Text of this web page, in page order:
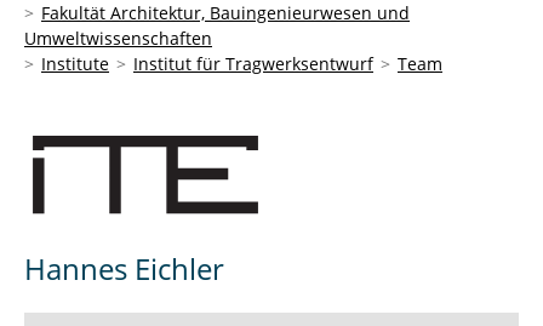
Fakultät Architektur, Bauingenieurwesen und
Umweltwissenschaften
Institute
Institut für Tragwerksentwurf Team
Hannes Eichler